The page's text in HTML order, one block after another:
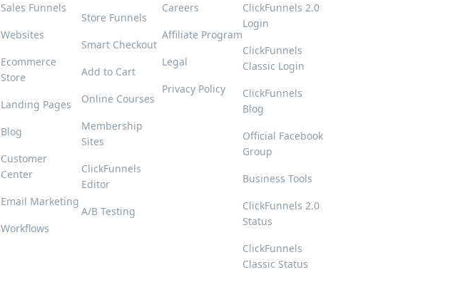
Sales Funnels
Websites
Ecommerce
Store
Landing Pages
Blog
Customer
Center
Email Marketing
Workflows
Store Funnels
Smart Checkout
Add to Cart
Online Courses
Membership
Sites
ClickFunnels
Editor
A/B Testing
Careers
Affiliate Program
Legal
Privacy Policy
ClickFunnels 2.0
Login
ClickFunnels
Classic Login
ClickFunnels
Blog
Official Facebook
Group
Business Tools
ClickFunnels 2.0
Status
ClickFunnels
Classic Status